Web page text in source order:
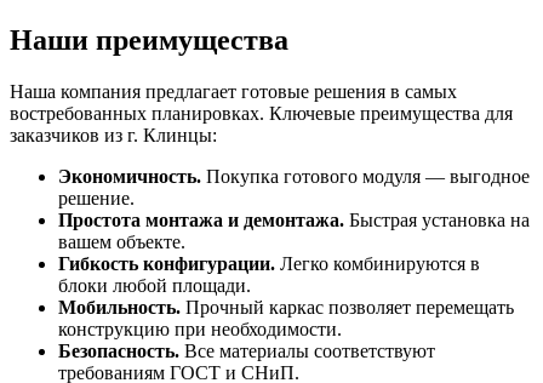
Наши преимущества
Наша компания предлагает готовые решения в самых
востребованных планировках. Ключевые преимущества для
заказчиков из г. Клинцы:
Экономичность. Покупка готового модуля — выгодное
решение.
Простота монтажа и демонтажа. Быстрая установка на
вашем объекте.
Гибкость конфигурации. Легко комбинируются в
блоки любой площади.
Мобильность. Прочный каркас позволяет перемещать
конструкцию при необходимости.
Безопасность. Все материалы соответствуют
требованиям ГОСТ и СНиП.